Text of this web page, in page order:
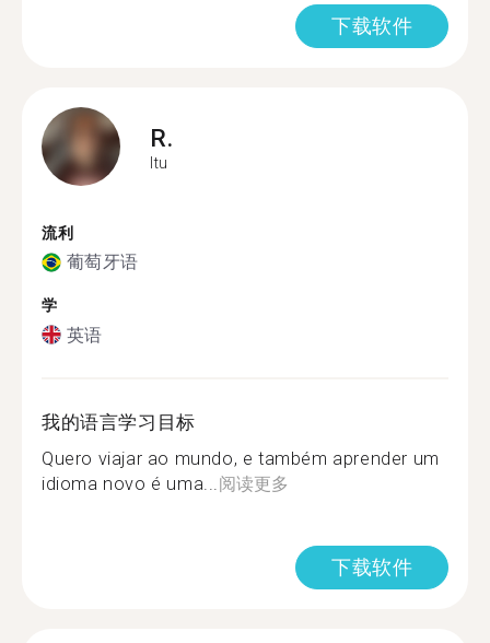
下载软件
R.
Itu
流利
葡萄牙语
学
英语
我的语言学习目标
Quero viajar ao mundo, e também aprender um
idioma novo é uma... 阅读更多
下载软件